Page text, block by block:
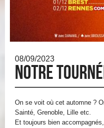
08/09/2023
Notre
On se voit où cet automne ?
Sainté, Grenoble, Lille etc.
Et toujours bien